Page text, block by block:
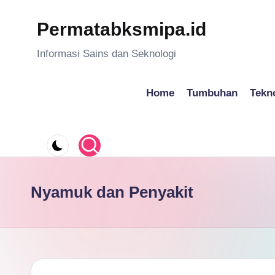
Permatabksmipa.id
Informasi Sains dan Seknologi
Home Tumbuhan
Nyamuk dan Penyakit